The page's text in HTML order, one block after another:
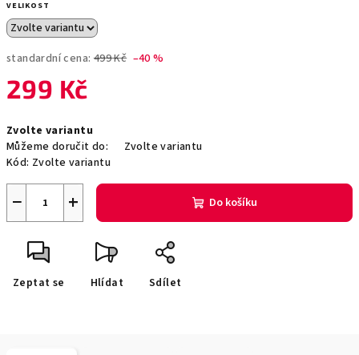
VELIKOST
standardní cena: 499 Kč –40 %
299 Kč
cena:
Zvolte variantu
Můžeme doručit do:
Zvolte variantu
Kód: Zvolte variantu
+
− Do košíku
Zeptat se Hlídat Sdílet